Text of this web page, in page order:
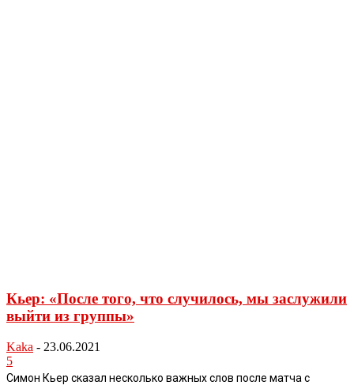
Кьер: «После того, что случилось, мы заслужили
выйти из группы»
Kaka - 23.06.2021
5
Симон Кьер сказал несколько важных слов после матча с